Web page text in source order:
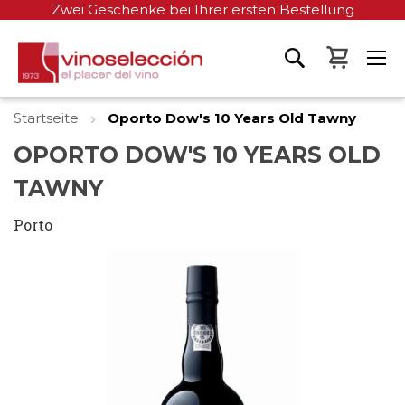
Zwei Geschenke bei Ihrer ersten Bestellung
Mein
Startseite Oporto Dow's 10 Years Old Tawny
OPORTO DOW'S 10 YEARS OLD
TAWNY
Porto